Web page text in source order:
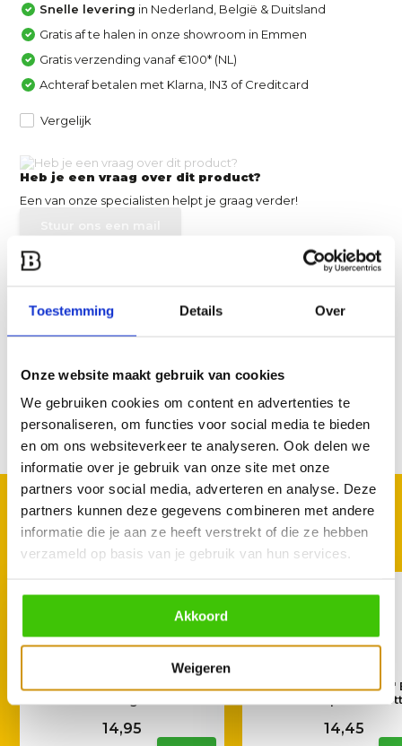
Toestemming Details Over
Onze website maakt gebruik van cookies
We gebruiken cookies om content en advertenties te
personaliseren, om functies voor social media te bieden
en om ons websiteverkeer te analyseren. Ook delen we
informatie over je gebruik van onze site met onze
partners voor social media, adverteren en analyse. Deze
partners kunnen deze gegevens combineren met andere
informatie die je aan ze heeft verstrekt of die ze hebben
verzameld op basis van je gebruik van hun services.
Akkoord
Weigeren
Snelle levering in Nederland, België & Duitsland
Gratis af te halen in onze showroom in Emmen
Gratis verzending vanaf €100* (NL)
Achteraf betalen met Klarna, IN3 of Creditcard
Vergelijk
Heb je een vraag over dit product?
Een van onze specialisten helpt je graag verder!
Specificaties
GOED TE COMBINEREN
Met deze accessoires
Jack Daniel's Chicken Rub
14,95
Blues Hog Champions'
Sauce Squeeze
14,45